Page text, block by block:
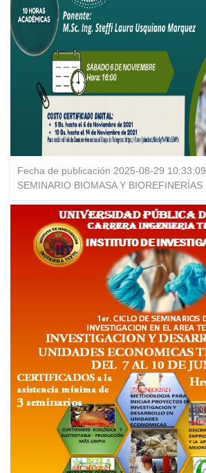
Fecha de publicación 2025-08-29 10:33:09
SEMINARIO BIOMASA Y BIOREFINERÍAS